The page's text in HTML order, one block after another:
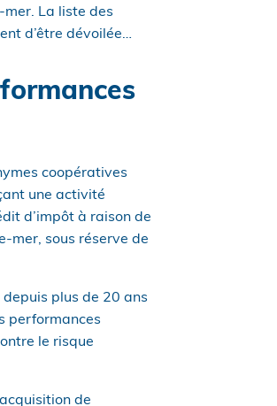
mer. La liste des
d’être dévoilée…
coopératives
une activité
d’impôt à raison de
mer, sous réserve de
plus de 20 ans
performances
le risque
de